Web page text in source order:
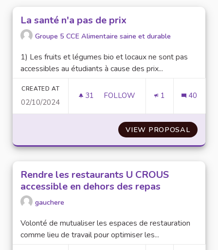
La santé n'a pas de prix
Groupe 5 CCE Alimentaire saine et durable
1) Les fruits et légumes bio et locaux ne sont pas
accessibles au étudiants à cause des prix...
CREATED AT
02/10/2024
31 31 FOLLOWERS
FOLLOW 1 40
VIEW PROPOSALLA
Rendre les restaurants U CROUS
accessible en dehors des repas
gauchere
Volonté de mutualiser les espaces de restauration
comme lieu de travail pour optimiser les...